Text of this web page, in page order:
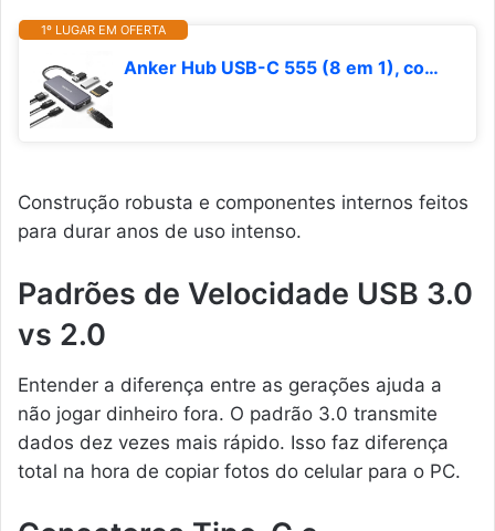
1º LUGAR EM OFERTA
Anker Hub USB-C 555 (8 em 1), com Entrega de Energia de 100W, Porta HDMI 4K 60Hz, Portas de Dados USB-C e 2 USB-A de 10Gbps, Ethernet, Leitor de Cartão microSD/SD, para MacBook Pro,Dell XPS e mais
Construção robusta e componentes internos feitos
para durar anos de uso intenso.
Padrões de Velocidade USB 3.0
vs 2.0
Entender a diferença entre as gerações ajuda a
não jogar dinheiro fora. O padrão 3.0 transmite
dados dez vezes mais rápido. Isso faz diferença
total na hora de copiar fotos do celular para o PC.